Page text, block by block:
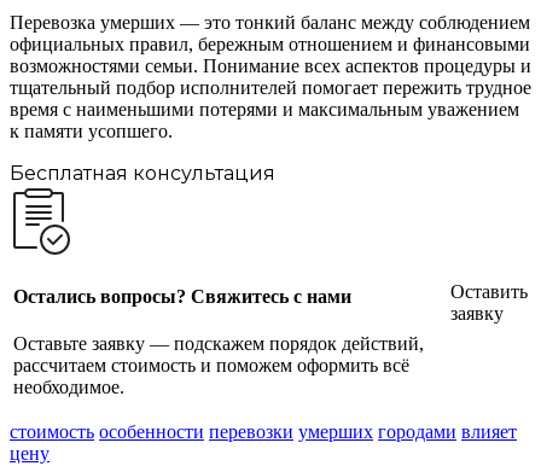
Перевозка умерших — это тонкий баланс между соблюдением
официальных правил, бережным отношением и финансовыми
возможностями семьи. Понимание всех аспектов процедуры и
тщательный подбор исполнителей помогает пережить трудное
время с наименьшими потерями и максимальным уважением
к памяти усопшего.
Бесплатная консультация
Остались вопросы? Свяжитесь с нами
Оставьте заявку — подскажем порядок действий,
рассчитаем стоимость и поможем оформить всё
необходимое.
Оставить
заявку
стоимость особенности перевозки умерших городами влияет
цену